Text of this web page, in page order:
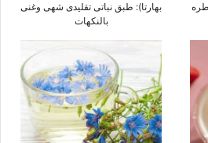
بهارتا): طبق نباتی تقلیدی شهی وغنی
بالنکهات